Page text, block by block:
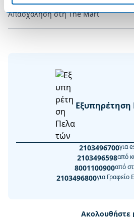
Απασχόληση στη The Mart
2103496700για
2103496598από
8001100900από
2103496800για Γραφείο
Ακολουθήστε